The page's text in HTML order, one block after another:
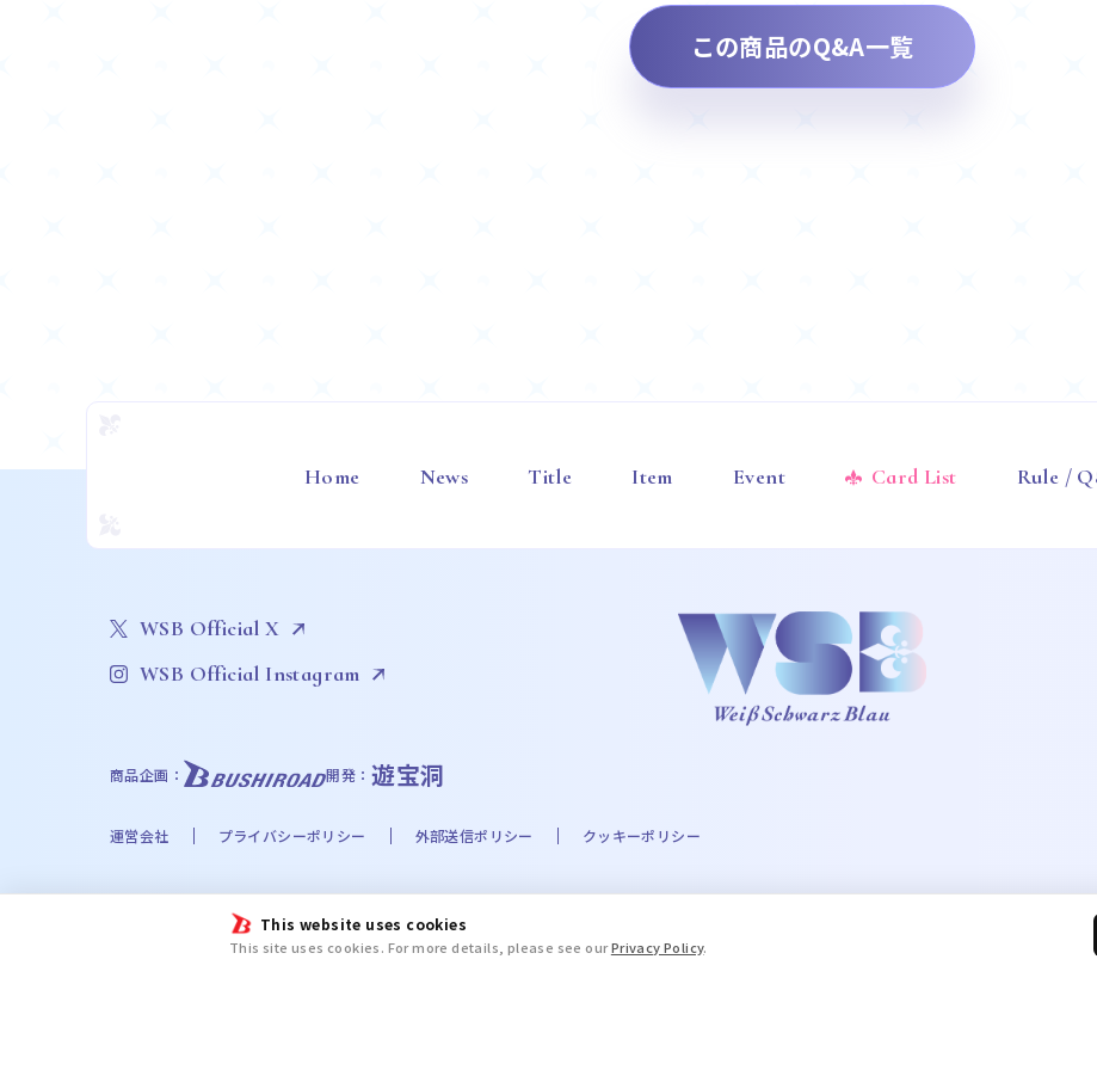
This website uses cookies
This site uses cookies. For more details, please see ourPrivacy Policy.
この商品のQ&A一覧
Home News Title Item Event Card List Rule /
WSB Official X
WSB Official Instagram
商品企画： 開発： 遊宝洞
運営会社 プライバシーポリシー 外部送信ポリシー クッキーポリシー
©Liber Entertainment Inc. All Rights Reserved. ©UTA☆PRI-MOVIE PROJECT ©UTA☆PRI-MOVIE ST PROJECT ©Eve THE
©Disney. Based on the “Winnie the Pooh” works by A.A. Milne and E.H. Shepard. © 2016 COVER Corp. © STPR Inc. ©ARGONAVIS